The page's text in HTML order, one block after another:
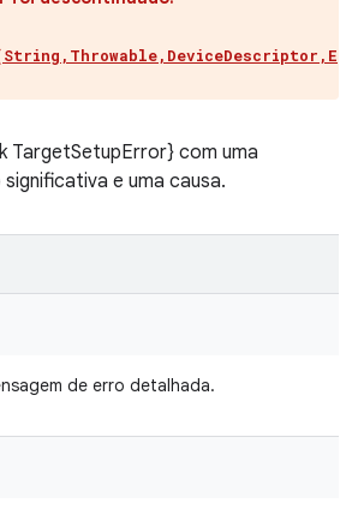
TargetSetupError} com uma
e uma causa.
de erro detalhada.